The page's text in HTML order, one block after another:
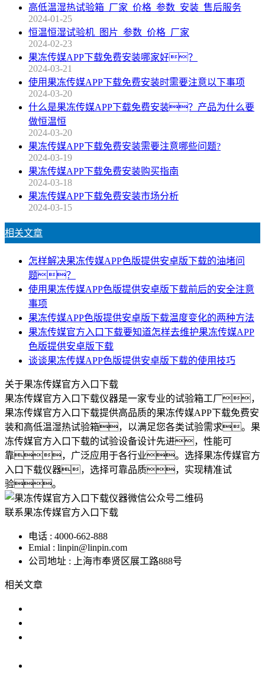
高低温湿热试验箱_厂家_价格_参数_安装_售后服务
2024-01-25
恒温恒湿试验机_图片_参数_价格_厂家
2024-02-23
果冻传媒APP下载免费安装哪家好？
2024-03-21
使用果冻传媒APP下载免费安装时需要注意以下事项
2024-03-20
什么是果冻传媒APP下载免费安装？产品为什么要
做恒温恒
2024-03-20
果冻传媒APP下载免费安装需要注意哪些问题?
2024-03-19
果冻传媒APP下载免费安装购买指南
2024-03-18
果冻传媒APP下载免费安装市场分析
2024-03-15
相关文章
怎样解决果冻传媒APP色版提供安卓版下载的油堵问
题？
使用果冻传媒APP色版提供安卓版下载前后的安全注意
事项
果冻传媒APP色版提供安卓版下载温度变化的两种方法
果冻传媒官方入口下载要知道怎样去维护果冻传媒APP
色版提供安卓版下载
谈谈果冻传媒APP色版提供安卓版下载的使用技巧
关于果冻传媒官方入口下载
果冻传媒官方入口下载仪器是一家专业的试验箱工厂，
果冻传媒官方入口下载提供高品质的果冻传媒APP下载免费安
装和高低温湿热试验箱，以满足您各类试验需求。果
冻传媒官方入口下载的试验设备设计先进，性能可
靠，广泛应用于各行业。选择果冻传媒官方
入口下载仪器，选择可靠品质，实现精准试
验。
联系果冻传媒官方入口下载
电话 : 4000-662-888
Emial : linpin@linpin.com
公司地址 : 上海市奉贤区展工路888号
相关文章